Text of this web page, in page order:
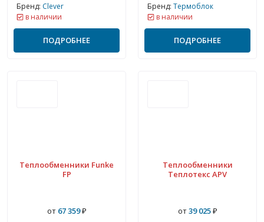
Бренд: Clever
в наличии
ПОДРОБНЕЕ
Бренд: Термоблок
в наличии
ПОДРОБНЕЕ
Теплообменники Funke
FP
от67 359₽
Теплообменники
Теплотекс APV
от39 025₽